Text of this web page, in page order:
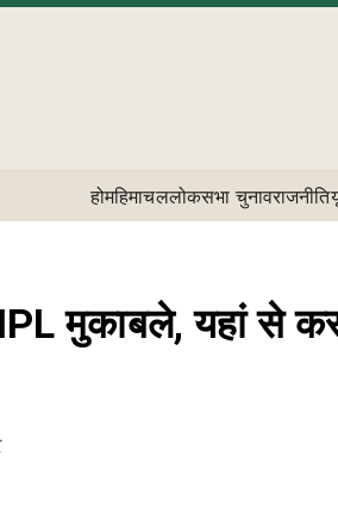
होमहिमाचललोकसभा चुनावराजनीति
IPL मुकाबले, यहां से